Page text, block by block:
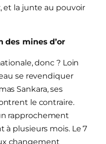
et la junte au pouvoir
des mines d’or
donc ? Loin
se revendiquer
Sankara, ses
le contraire.
rapprochement
à plusieurs mois. Le 7
changement